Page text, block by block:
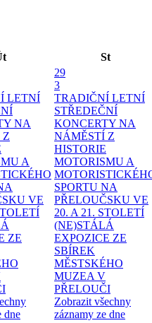
St
LETNÍ
NA
Z
A
VE
ZE
dne
29
3
TRADIČNÍ LETNÍ
STŘEDEČNÍ
KONCERTY NA
NÁMĚSTÍ Z
HISTORIE
MOTORISMU A
SPORTU NA
PŘELOUČSKU VE
20. A 21. STOLETÍ
(NE)STÁLÁ
EXPOZICE ZE
SBÍREK
MĚSTSKÉHO
MUZEA V
PŘELOUČI
Zobrazit všechny
záznamy ze dne